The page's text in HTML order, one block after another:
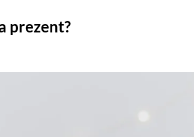
prezent?